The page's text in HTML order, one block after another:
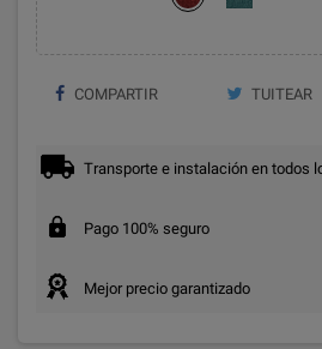
COMPARTIR TUITEAR
Transporte e instalación en todos
Pago 100% seguro
Mejor precio garantizado